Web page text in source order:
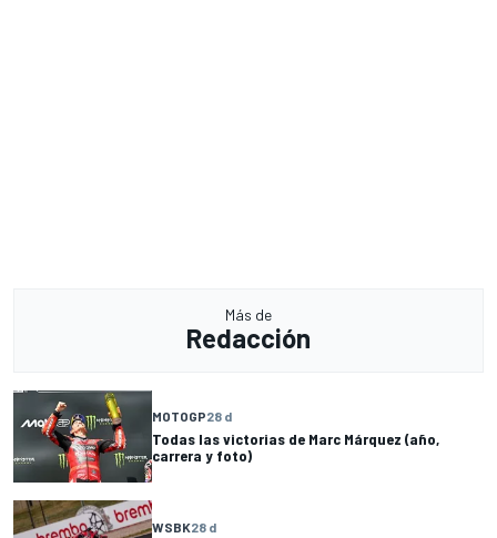
Más de
Redacción
MOTOGP28 d
Todas las victorias de Marc Márquez (año,
carrera y foto)
WSBK28 d